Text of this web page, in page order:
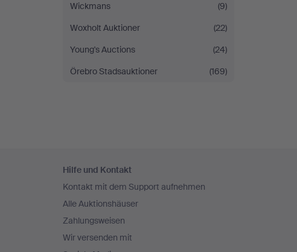
Wickmans
(9)
Woxholt Auktioner
(22)
Young's Auctions
(24)
Örebro Stadsauktioner
(169)
Navigation
Hilfe und Kontakt
Kontakt mit dem Support aufnehmen
Alle Auktionshäuser
Zahlungsweisen
Wir versenden mit